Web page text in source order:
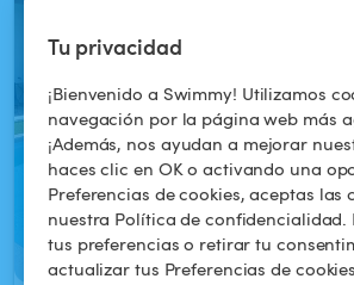
Tu privacidad
¡Bienvenido a Swimmy! Utilizamos
navegación por la página web más
¡Además, nos ayudan a mejorar
haces clic en OK o activando una
Preferencias de cookies, aceptas las
nuestra Política de
tus preferencias o retirar tu
actualizar tus Preferencias de